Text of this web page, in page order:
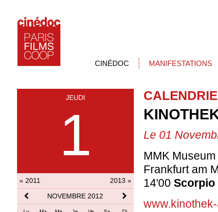
CINÉDOC MANIFESTATIONS
JEUDI
1
« 2011
2013 »
NOVEMBRE 2012
Le 01
MMK
Frankfurt am
14'00